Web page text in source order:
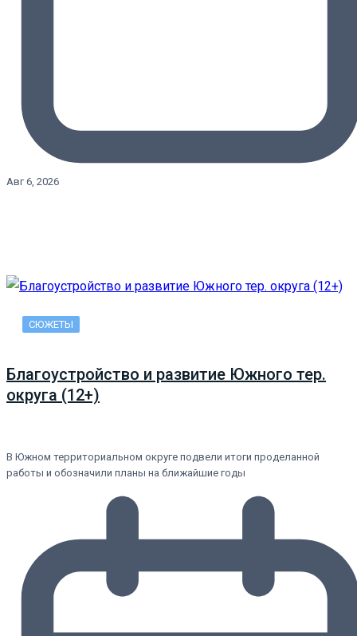
Авг 6, 2026
СЮЖЕТЫ
Благоустройство и развитие Южного тер.
округа (12+)
В Южном территориальном округе подвели итоги проделанной
работы и обозначили планы на ближайшие годы